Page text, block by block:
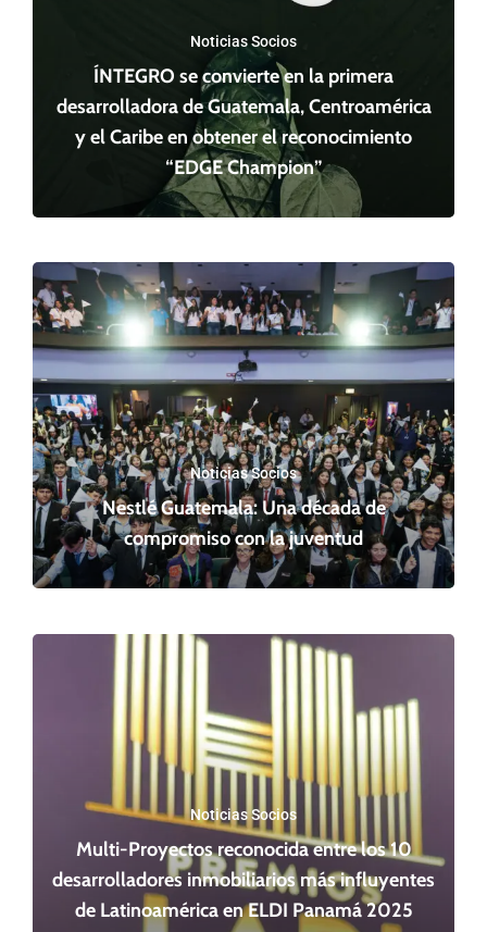
Noticias Socios
ÍNTEGRO se convierte en la primera
desarrolladora de Guatemala, Centroamérica
y el Caribe en obtener el reconocimiento
“EDGE Champion”
Noticias Socios
Nestlé Guatemala: Una década de
compromiso con la juventud
Noticias Socios
Multi-Proyectos reconocida entre los 10
desarrolladores inmobiliarios más influyentes
de Latinoamérica en ELDI Panamá 2025